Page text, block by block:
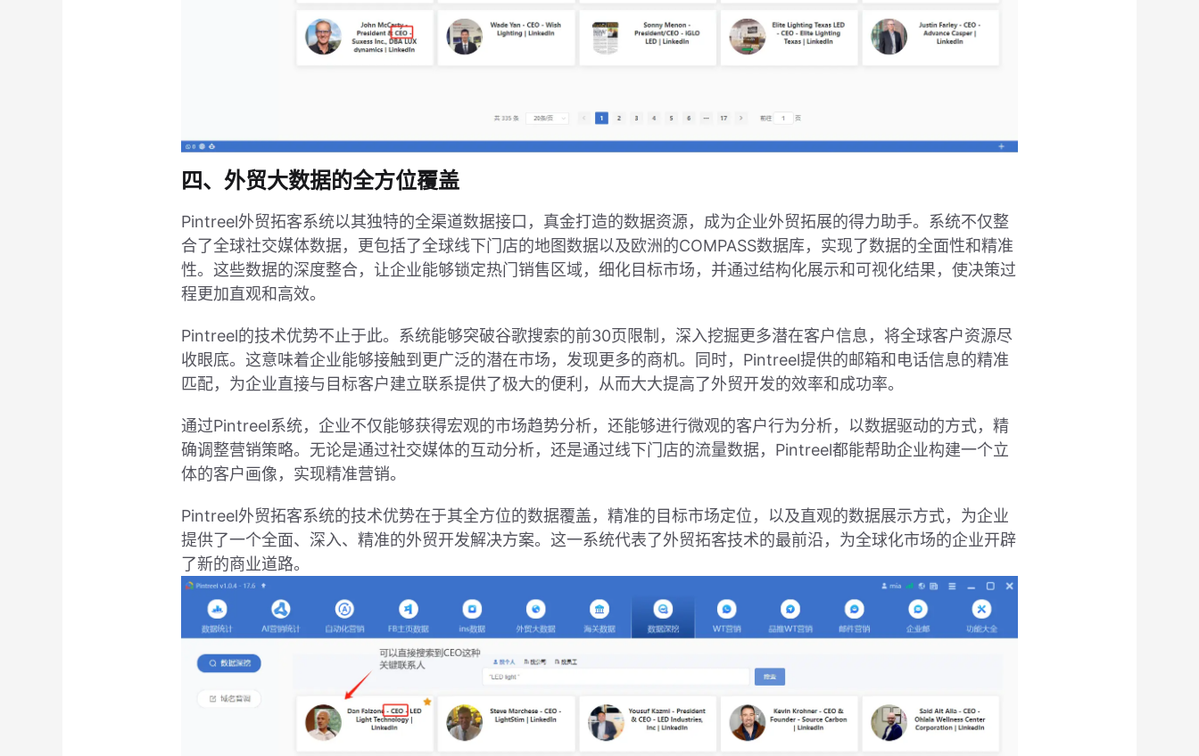
四、外贸大数据的全方位覆盖
Pintreel外贸拓客系统以其独特的全渠道数据接口，真金打造的数据资源，成为企业外贸拓展的得力助手。系统不仅整
合了全球社交媒体数据，更包括了全球线下门店的地图数据以及欧洲的COMPASS数据库，实现了数据的全面性和精准
性。这些数据的深度整合，让企业能够锁定热门销售区域，细化目标市场，并通过结构化展示和可视化结果，使决策过
程更加直观和高效。
Pintreel的技术优势不止于此。系统能够突破谷歌搜索的前30页限制，深入挖掘更多潜在客户信息，将全球客户资源尽
收眼底。这意味着企业能够接触到更广泛的潜在市场，发现更多的商机。同时，Pintreel提供的邮箱和电话信息的精准
匹配，为企业直接与目标客户建立联系提供了极大的便利，从而大大提高了外贸开发的效率和成功率。
通过Pintreel系统，企业不仅能够获得宏观的市场趋势分析，还能够进行微观的客户行为分析，以数据驱动的方式，精
确调整营销策略。无论是通过社交媒体的互动分析，还是通过线下门店的流量数据，Pintreel都能帮助企业构建一个立
体的客户画像，实现精准营销。
Pintreel外贸拓客系统的技术优势在于其全方位的数据覆盖，精准的目标市场定位，以及直观的数据展示方式，为企业
提供了一个全面、深入、精准的外贸开发解决方案。这一系统代表了外贸拓客技术的最前沿，为全球化市场的企业开辟
了新的商业道路。